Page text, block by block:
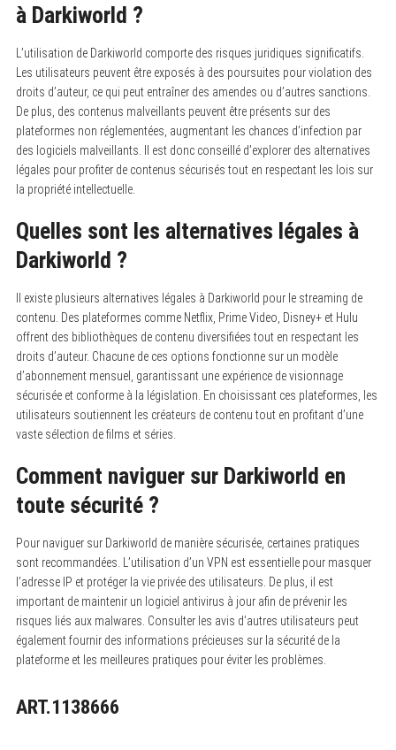
à Darkiworld ?
L’utilisation de Darkiworld comporte des risques juridiques significatifs.
Les utilisateurs peuvent être exposés à des poursuites pour violation des
droits d’auteur, ce qui peut entraîner des amendes ou d’autres sanctions.
De plus, des contenus malveillants peuvent être présents sur des
plateformes non réglementées, augmentant les chances d’infection par
des logiciels malveillants. Il est donc conseillé d’explorer des alternatives
légales pour profiter de contenus sécurisés tout en respectant les lois sur
la propriété intellectuelle.
Quelles sont les alternatives légales à
Darkiworld ?
Il existe plusieurs alternatives légales à Darkiworld pour le streaming de
contenu. Des plateformes comme Netflix, Prime Video, Disney+ et Hulu
offrent des bibliothèques de contenu diversifiées tout en respectant les
droits d’auteur. Chacune de ces options fonctionne sur un modèle
d’abonnement mensuel, garantissant une expérience de visionnage
sécurisée et conforme à la législation. En choisissant ces plateformes, les
utilisateurs soutiennent les créateurs de contenu tout en profitant d’une
vaste sélection de films et séries.
Comment naviguer sur Darkiworld en
toute sécurité ?
Pour naviguer sur Darkiworld de manière sécurisée, certaines pratiques
sont recommandées.
L’utilisation d’un VPN est essentielle pour masquer
l’adresse IP et protéger la vie privée des utilisateurs. De plus, il est
important de maintenir un logiciel antivirus à jour afin de prévenir les
risques liés aux malwares. Consulter les avis d’autres utilisateurs peut
également fournir des informations précieuses sur la sécurité de la
plateforme et les meilleures pratiques pour éviter les problèmes.
ART.1138666